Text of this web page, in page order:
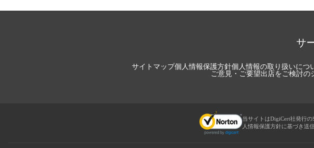
サ
サイトマップ個人情報保護方針個人情報の取り扱いにつ
ご意見・ご要望出店をご検討の
当サイトはDigiCert社発行
人情報保護方針に基づき送